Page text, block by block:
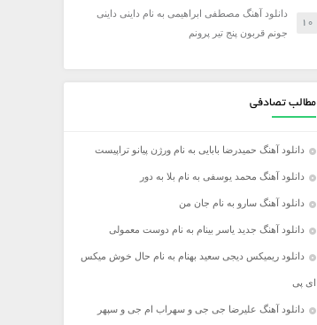
دانلود آهنگ مصطفی ابراهیمی به نام داینی داینی
جونم قربون پنج تیر پرونم
مطالب تصادفی
دانلود آهنگ حمیدرضا بابایی به نام ورژن پیانو تراپیست
دانلود آهنگ محمد یوسفی به نام بلا به دور
دانلود آهنگ سارو به نام جان من
دانلود آهنگ جدید یاسر بینام به نام دوست معمولی
دانلود ریمیکس دیجی سعید بهنام به نام حال خوش میکس
ای پی
دانلود آهنگ علیرضا جی جی و سهراب ام جی و سپهر